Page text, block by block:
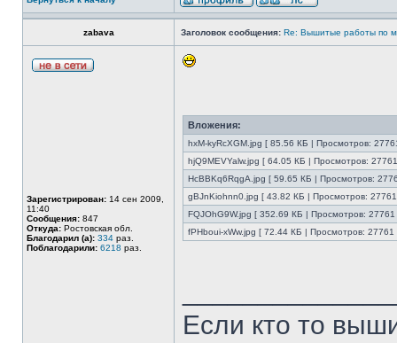
zabava Заголовок сообщения: Re: Вышитые работы по
Зарегистрирован: 14 сен 2009,
11:40
Сообщения: 847
Откуда: Ростовская обл.
Благодарил (а): 334 раз.
Поблагодарили: 6218 раз.
Вложения:
hxM-kyRcXGM.jpg [ 85.56 КБ | Просмотров:
hjQ9MEVYalw.jpg [ 64.05 КБ | Просмотров:
HcBBKq6RqgA.jpg [ 59.65 КБ | Просмотров:
gBJnKiohnn0.jpg [ 43.82 КБ | Просмотров:
FQJOhG9W.jpg [ 352.69 КБ | Просмотров: 27761
fPHboui-xWw.jpg [ 72.44 КБ | Просмотров: 27761
Если кто то